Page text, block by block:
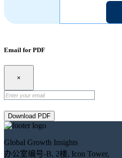
Email for PDF
×
Download PDF
Global Growth Insights
办公室编号-B, 2楼, Icon Tower,